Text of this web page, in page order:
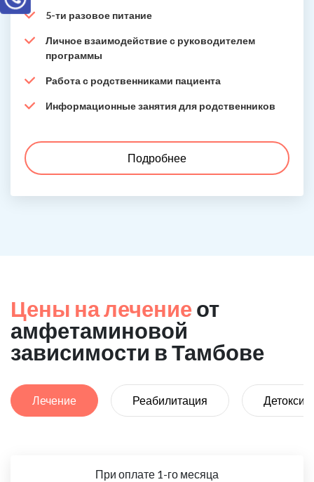
5-ти разовое питание
Личное взаимодействие с руководителем
программы
Работа с родственниками пациента
Информационные занятия для родственников
Подробнее
Цены на лечение от
амфетаминовой
зависимости в Тамбове
Лечение Реабилитация
При оплате 1-го месяца